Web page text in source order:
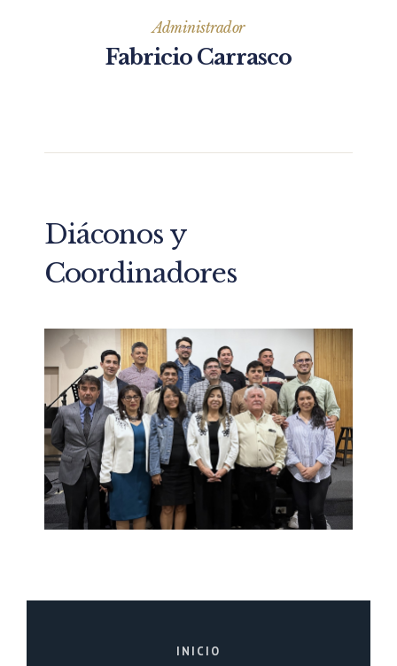
Administrador
Fabricio Carrasco
Diáconos y
Coordinadores
INICIO